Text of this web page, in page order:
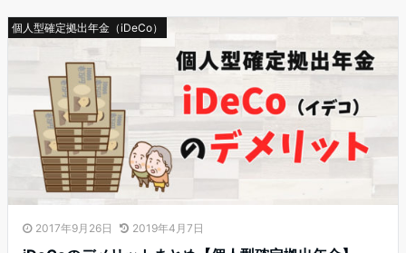
個人型確定拠出年金（iDeCo）
2017年9月26日 2019年4月7日